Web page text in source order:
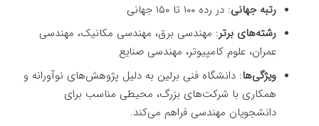
رتبه جهانی: در رده ۱۰۰ تا ۱۵۰ جهانی
رشته‌های برتر: مهندسی برق، مهندسی مکانیک، مهندسی
عمران، علوم کامپیوتر، مهندسی صنایع
ویژگی‌ها: دانشگاه فنی برلین به دلیل پژوهش‌های نوآورانه و
همکاری با شرکت‌های بزرگ، محیطی مناسب برای
دانشجویان مهندسی فراهم می‌کند.